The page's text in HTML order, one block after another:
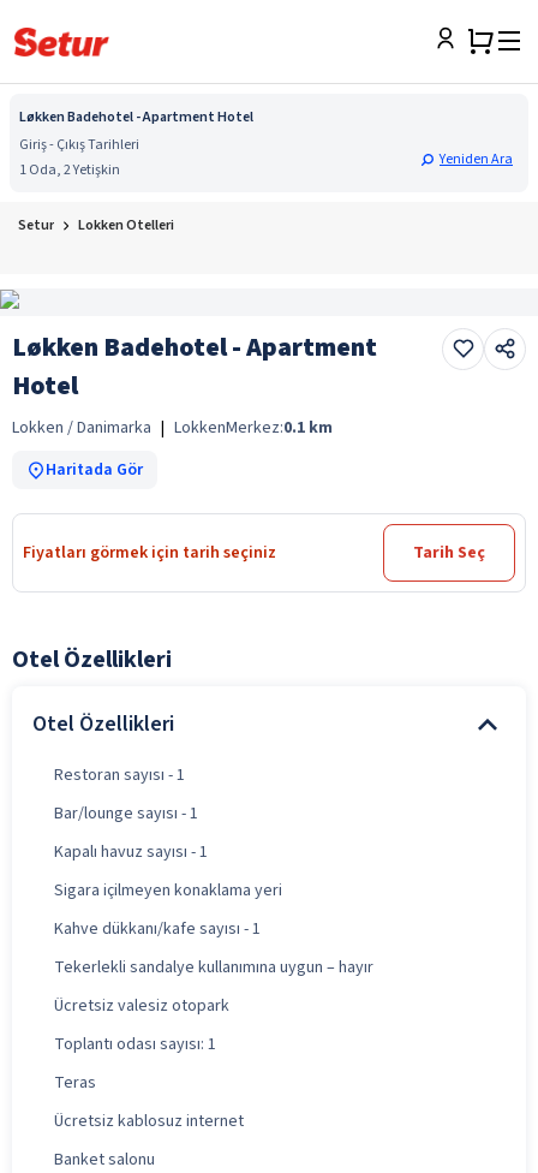
Løkken Badehotel - Apartment Hotel
Giriş - Çıkış Tarihleri
1 Oda, 2 Yetişkin
Yeniden Ara
Setur Lokken Otelleri
Løkken Badehotel - Apartment
Hotel
Lokken / Danimarka | LokkenMerkez:0.1 km
Haritada Gör
Fiyatları görmek için tarih seçiniz Tarih Seç
Otel Özellikleri
Otel Özellikleri
Restoran sayısı - 1
Bar/lounge sayısı - 1
Kapalı havuz sayısı - 1
Sigara içilmeyen konaklama yeri
Kahve dükkanı/kafe sayısı - 1
Tekerlekli sandalye kullanımına uygun – hayır
Ücretsiz valesiz otopark
Toplantı odası sayısı: 1
Teras
Ücretsiz kablosuz internet
Banket salonu